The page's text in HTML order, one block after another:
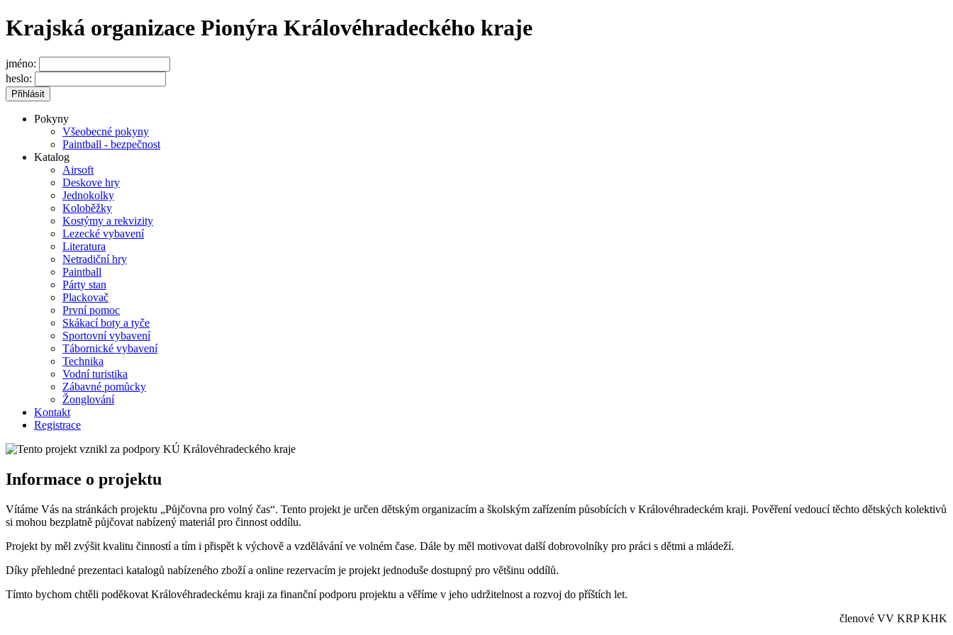
Krajská organizace Pionýra Královéhradeckého kraje
jméno:
heslo:
Pokyny
Všeobecné pokyny
Paintball - bezpečnost
Katalog
Airsoft
Deskove hry
Jednokolky
Koloběžky
Kostýmy a rekvizity
Lezecké vybavení
Literatura
Netradiční hry
Paintball
Párty stan
Plackovač
První pomoc
Skákací boty a tyče
Sportovní vybavení
Tábornické vybavení
Technika
Vodní turistika
Zábavné pomůcky
Žonglování
Kontakt
Registrace
Informace o projektu
Vítáme Vás na stránkách projektu „Půjčovna pro volný čas“. Tento projekt je určen dětským organizacím a školským zařízením působících v Královéhradeckém kraji. Pověření vedoucí těchto dětských kolektivů
si mohou bezplatně půjčovat nabízený materiál pro činnost oddílu.
Projekt by měl zvýšit kvalitu činností a tím i přispět k výchově a vzdělávání ve volném čase. Dále by měl motivovat další dobrovolníky pro práci s dětmi a mládeží.
Díky přehledné prezentaci katalogů nabízeného zboží a online rezervacím je projekt jednoduše dostupný pro většinu oddílů.
Tímto bychom chtěli poděkovat Královéhradeckému kraji za finanční podporu projektu a věříme v jeho udržitelnost a rozvoj do příštích let.
členové VV KRP KHK